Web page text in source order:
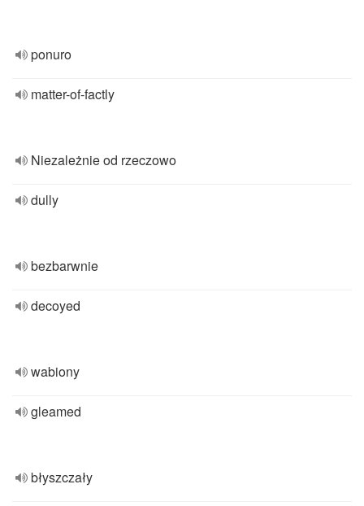
ponuro
matter-of-factly
Niezależnie od rzeczowo
dully
bezbarwnie
decoyed
wabiony
gleamed
błyszczały